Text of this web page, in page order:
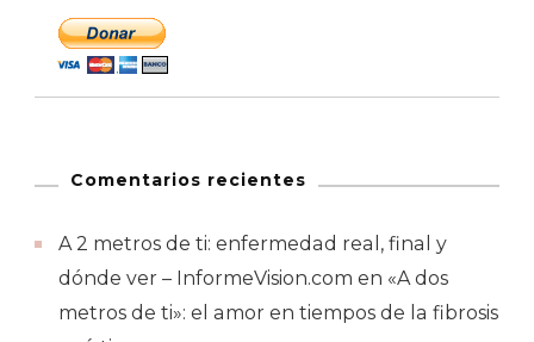
Comentarios recientes
A 2 metros de ti: enfermedad real, final y
dónde ver – InformeVision.com en «A dos
metros de ti»: el amor en tiempos de la fibrosis